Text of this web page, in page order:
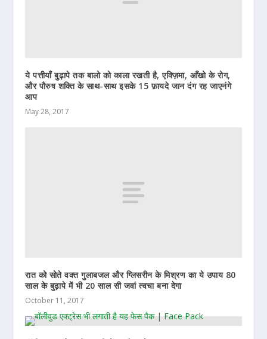
ये पत्तीयाँ बुढ़ापे तक बालो को काला रखती है, एक्ज़िमा, आँखो के रोग,
और पौरुष शक्ति के साथ-साथ इसके 15 फ़ायदे जान दंग रह जाएनंगे
आप
May 28, 2017
रात को सोते वक्त गुलाबजल और ग्लिसरीन के मिश्रण का ये उपाय 80
साल के बुढ़ापे में भी 20 साल सी जवां त्वचा बना देगा
October 11, 2017